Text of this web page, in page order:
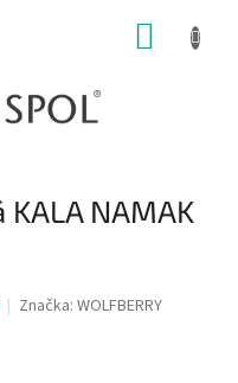
NAMAK
Značka: WOLFBERRY